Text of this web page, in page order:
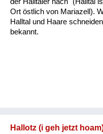
Ort östlich von Mariazell).
Halltal und Haare
bekannt.
Hallotz (i geh jetzt